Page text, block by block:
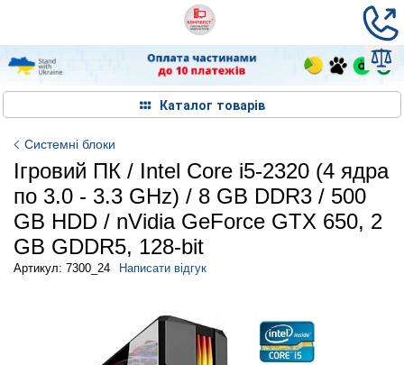
Каталог товарів
Системні блоки
Ігровий ПК / Intel Core i5-2320 (4 ядра
по 3.0 - 3.3 GHz) / 8 GB DDR3 / 500
GB HDD / nVidia GeForce GTX 650, 2
GB GDDR5, 128-bit
Артикул: 7300_24 Написати відгук